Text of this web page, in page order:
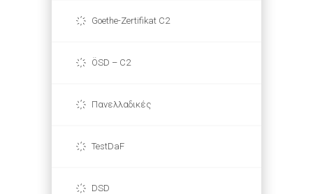
Goethe-Zertifikat C2
ÖSD – C2
Πανελλαδικές
TestDaF
DSD